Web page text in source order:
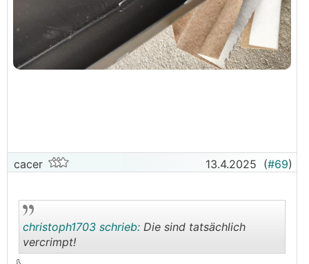
cacer 13.4.2025 (#69)
christoph1703 schrieb: Die sind tatsächlich
vercrimpt!